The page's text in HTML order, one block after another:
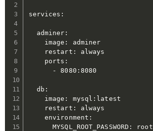
services:
  adminer:
    image: adminer
    restart: always
    ports:
      - 8080:8080
  db:
    image: mysql:latest
    restart: always
    environment:
      MYSQL_ROOT_PASSWORD: root